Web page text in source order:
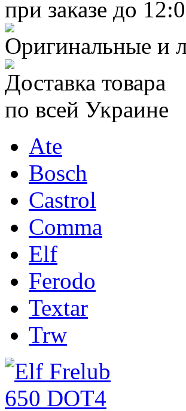
при заказе до
Оригинальные и
Доставка товара
по всей Украине
Ate
Bosch
Castrol
Comma
Elf
Ferodo
Textar
Trw